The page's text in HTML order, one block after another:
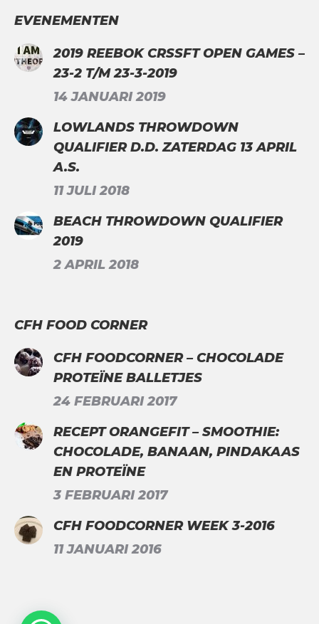
EVENEMENTEN
2019 REEBOK CRSSFT OPEN GAMES –
23-2 T/M 23-3-2019
14 JANUARI 2019
LOWLANDS THROWDOWN
QUALIFIER D.D. ZATERDAG 13 APRIL
A.S.
11 JULI 2018
BEACH THROWDOWN QUALIFIER
2019
2 APRIL 2018
CFH FOOD CORNER
CFH FOODCORNER – CHOCOLADE
PROTEÏNE BALLETJES
24 FEBRUARI 2017
RECEPT ORANGEFIT – SMOOTHIE:
CHOCOLADE, BANAAN, PINDAKAAS
EN PROTEÏNE
3 FEBRUARI 2017
CFH FOODCORNER WEEK 3-2016
11 JANUARI 2016